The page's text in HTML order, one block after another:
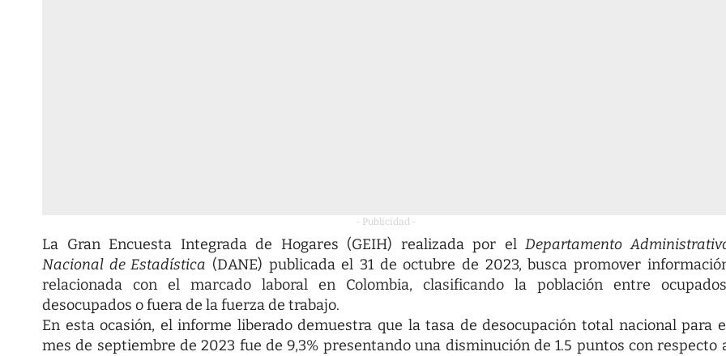
- Publicidad -
La Gran Encuesta Integrada de Hogares (GEIH) realizada por elDepartamento
Nacional de Estadística (DANE) publicada el 31 de octubre de 2023, busca promover
relacionada con el marcado laboral en Colombia, clasificando la población entre
desocupados o fuera de la fuerza de trabajo.
En esta ocasión, el informe liberado demuestra que la tasa de desocupación total nacional para
mes de septiembre de 2023 fue de 9,3% presentando una disminución de 1.5 puntos con respecto